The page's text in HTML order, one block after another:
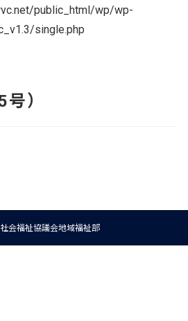
public_html/wp/wp-
single.php
）
会福祉協議会地域福祉部